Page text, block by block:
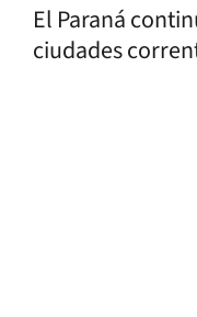
El Paraná
ciudades